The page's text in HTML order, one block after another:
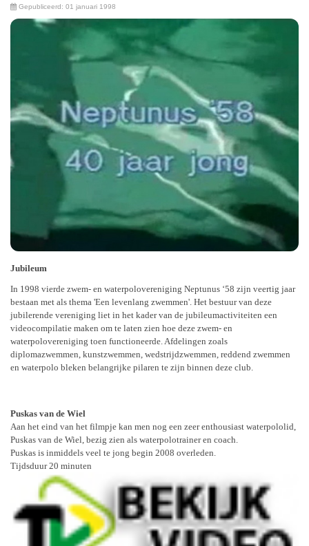
Gepubliceerd: 01 januari 1998
Jubileum
In 1998 vierde zwem- en waterpolovereniging Neptunus ‘58 zijn veertig jaar
bestaan met als thema 'Een levenlang zwemmen'. Het bestuur van deze
jubilerende vereniging liet in het kader van de jubileumactiviteiten een
videocompilatie maken om te laten zien hoe deze zwem- en
waterpolovereniging toen functioneerde. Afdelingen zoals
diplomazwemmen, kunstzwemmen, wedstrijdzwemmen, reddend zwemmen
en waterpolo bleken belangrijke pilaren te zijn binnen deze club.
Puskas van de Wiel
Aan het eind van het filmpje kan men nog een zeer enthousiast waterpololid,
Puskas van de Wiel, bezig zien als waterpolotrainer en coach.
Puskas is inmiddels veel te jong begin 2008 overleden.
Tijdsduur 20 minuten